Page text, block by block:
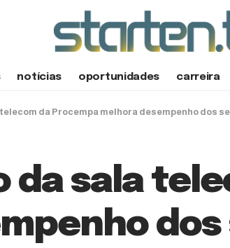
notícias oportunidades carreira
da Procempa melhora desempenho dos
da sala